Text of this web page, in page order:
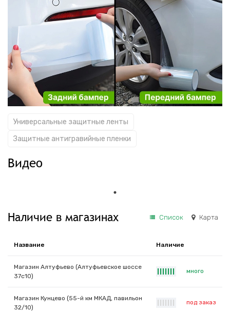
Универсальные защитные ленты
Защитные антигравийные пленки
Видео
Наличие в магазинах Список Карта
Название Наличие
Магазин Алтуфьево (Алтуфьевское шоссе
37с10)
много
Магазин Кунцево (55-й км МКАД, павильон
32/10)
под заказ